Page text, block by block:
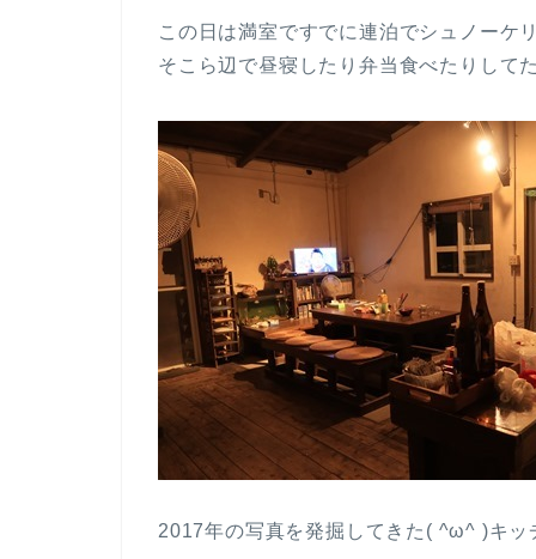
この日は満室ですでに連泊でシュノーケ
そこら辺で昼寝したり弁当食べたりして
2017年の写真を発掘してきた( ^ω^ )キッ